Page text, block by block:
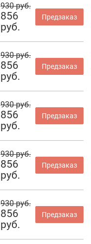
930 руб.
856
руб.
Предзаказ
930 руб.
856
руб.
Предзаказ
930 руб.
856
руб.
Предзаказ
930 руб.
856
руб.
Предзаказ
930 руб.
856
руб.
Предзаказ